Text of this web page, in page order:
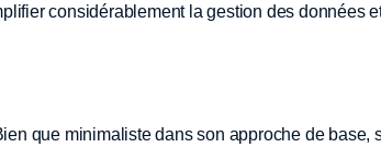
considérablement la gestion des données
que minimaliste dans son approche de base,